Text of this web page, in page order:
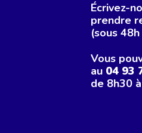
Écrivez-
prendre
(sous
Vous
au 04 93
de 8h30